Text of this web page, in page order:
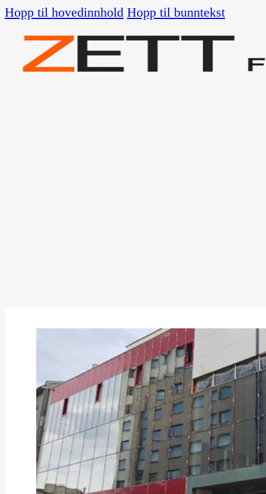
Hopp til hovedinnhold Hopp til bunntekst